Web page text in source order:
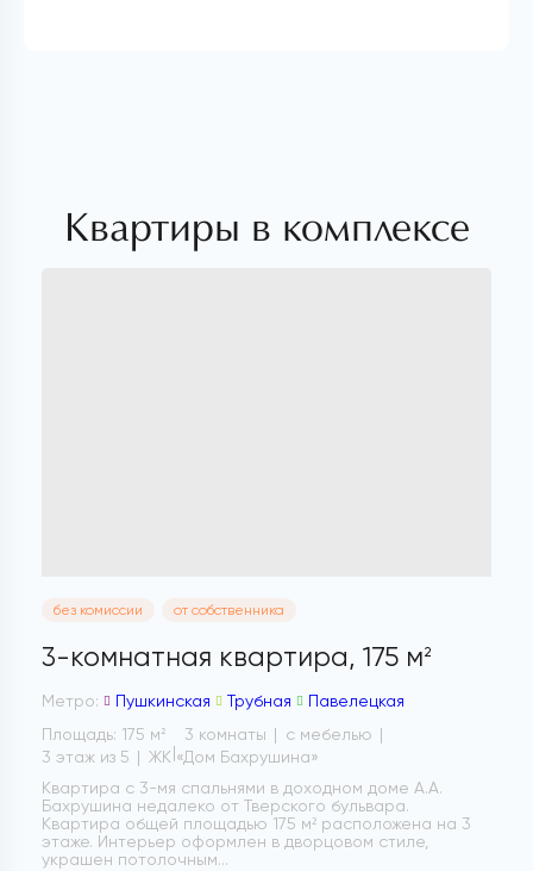
Квартиры в комплексе
без комиссии от собственника
3-комнатная квартира, 175 м2
Метро: Пушкинская Трубная
Павелецкая
Площадь: 175 м 2 3 комнаты
с мебелью
3 этаж из 5
ЖК «Дом Бахрушина»
Квартира с 3-мя спальнями в доходном доме А.А.
Бахрушина недалеко от Тверского бульвара.
Квартира общей площадью 175 м² расположена на 3
этаже. Интерьер оформлен в дворцовом стиле,
украшен потолочным...